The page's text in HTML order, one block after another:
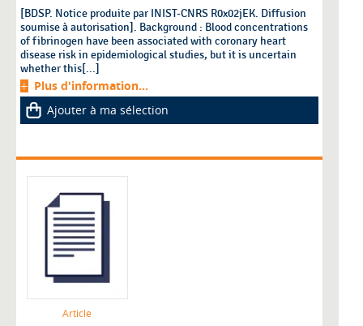
[BDSP. Notice produite par INIST-CNRS R0x02jEK. Diffusion
soumise à autorisation]. Background : Blood concentrations
of fibrinogen have been associated with coronary heart
disease risk in epidemiological studies, but it is uncertain
whether this[...]
Plus d'information...
Ajouter à ma sélection
Article